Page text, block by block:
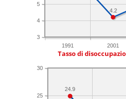
1991 2001
3
4
5
4.2
Tasso di
25
30
24.9